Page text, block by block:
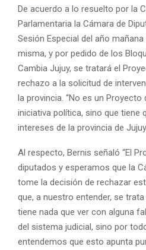
De acuerdo a lo resuelto por la
Parlamentaria la Cámara de
Sesión Especial del año
misma, y por pedido de los
Cambia Jujuy, se tratará el
rechazo a la solicitud de
la provincia. “No es un
iniciativa política, sino que tiene
intereses de la provincia de
Al respecto, Bernis señaló “El
diputados y esperamos que la
tome la decisión de rechazar
que, a nuestro entender, se
tiene nada que ver con alguna
del sistema judicial, sino por
entendemos que esto apunta